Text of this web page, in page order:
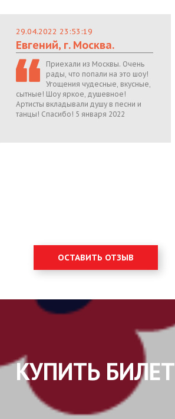
29.04.2022 23:53:19
Евгений, г. Москва.
Приехали из Москвы. Очень
рады, что попали на это шоу!
Угощения чудесные, вкусные,
сытные! Шоу яркое, душевное!
Артисты вкладывали душу в песни и
танцы! Спасибо! 5 января 2022
ОСТАВИТЬ ОТЗЫВ
КУПИТЬ БИЛЕТ